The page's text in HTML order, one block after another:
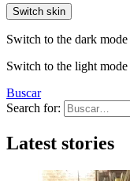
Switch skin
Switch to the dark
Switch to the light
Buscar
Search for:
Latest stories